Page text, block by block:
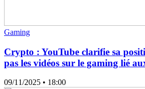
Gaming
Crypto : YouTube clarifie sa
pas les vidéos sur le gaming lié
09/11/2025 • 18:00